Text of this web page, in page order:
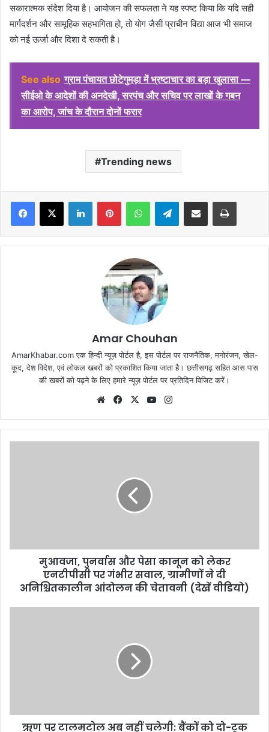
सकारात्मक संदेश दिया है। आयोजन की सफलता ने यह स्पष्ट किया कि यदि सही
मार्गदर्शन और सामूहिक सहभागिता हो, तो योग जैसी प्राचीन विद्या आज भी समाज
को नई ऊर्जा और दिशा दे सकती है।
See also ग्राम पंचायत छोटेगुमड़ा में भ्रष्टाचार का बड़ा खुलासा —
सीईओ के आदेशों की अनदेखी, सरपंच और सचिव पर लाखों के गबन
का आरोप, जांच के दौरान दोनों फरार
Trending news
Facebook
X LinkedInPinterestWhatsAppTelegramShare via Email Print
Amar Chouhan
AmarKhabar.com एक हिन्दी न्यूज़ पोर्टल है, इस पोर्टल पर राजनैतिक, मनोरंजन, खेल-
कूद, देश विदेश, एवं लोकल खबरों को प्रकाशित किया जाता है। छत्तीसगढ़ सहित आस पास
की खबरों को पढ़ने के लिए हमारे न्यूज़ पोर्टल पर प्रतिदिन विजिट करें।
WebsiteFacebook
X YouTube
मुआवजा, पुनर्वास और पेसा कानून को लेकर
एनटीपीसी पर गंभीर सवाल, ग्रामीणों ने दी
अनिश्चितकालीन आंदोलन की चेतावनी (देखें वीडियो)
ऋण पर टालमटोल अब नहीं चलेगी: बैंकों को दो-टूक